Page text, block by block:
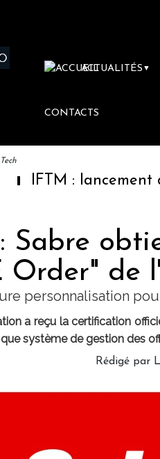
ACTUALITÉS ▼
CONTACTS
: lancement des
Sabre
Order" de
personnalisation
a reçu la certification
système de gestion des
Rédigé par